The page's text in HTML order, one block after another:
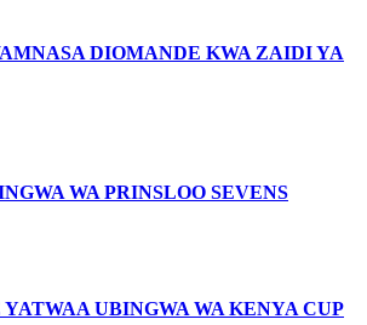
DIOMANDE KWA ZAIDI YA
WA PRINSLOO SEVENS
UBINGWA WA KENYA CUP